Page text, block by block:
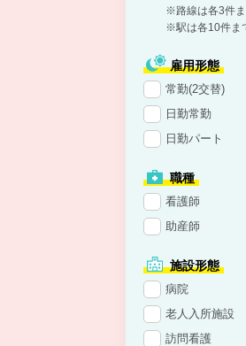
※路線は各3件
※駅は各10件ま
雇用形態
常勤(2交替)
日勤常勤
日勤パート
職種
看護師
助産師
施設形態
病院
老人入所施設
訪問看護